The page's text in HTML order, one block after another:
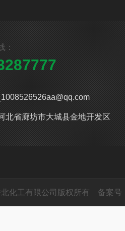
：
北省廊坊市大城县金地开发区
化工有限公司版权所有 备案号